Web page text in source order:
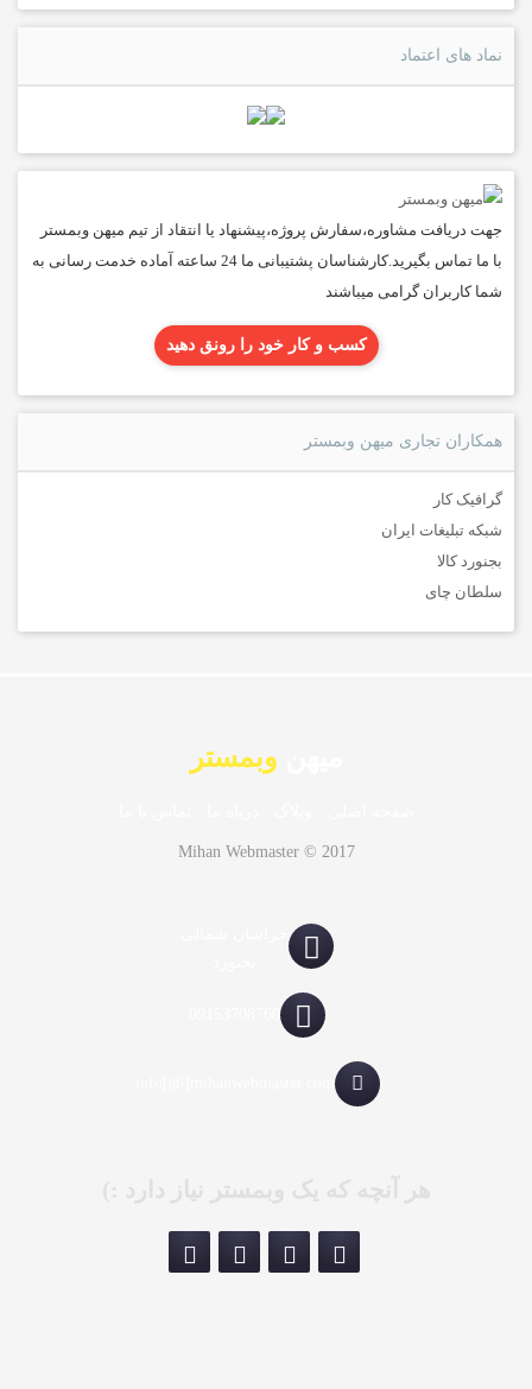
نماد های اعتماد
جهت دریافت مشاوره،سفارش پروژه،پیشنهاد یا انتقاد از تیم میهن وبمستر
با ما تماس بگیرید.کارشناسان پشتیبانی ما 24 ساعته آماده خدمت رسانی به
شما کاربران گرامی میباشند
کسب و کار خود را رونق دهید
همکاران تجاری میهن وبمستر
گرافیک کار
شبکه تبلیغات ایران
بجنورد کالا
سلطان چای
وبمستر
Mihan Webmaster © 2017